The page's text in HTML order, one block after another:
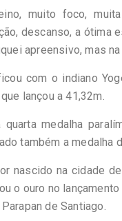
muito foco,
descanso, a ótima
apreensivo, mas
com o indiano
lançou a 41,32m.
quarta medalha
também a medalha
nascido na cidade
o ouro no
de Santiago.